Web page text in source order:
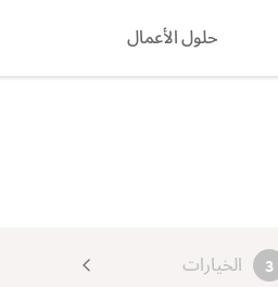
حلول الأعمال
search
3 الخيارات